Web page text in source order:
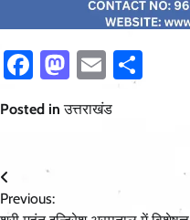
Facebook
Mastodon
Email
Posted inउत्तराखंड
Post
Previous: